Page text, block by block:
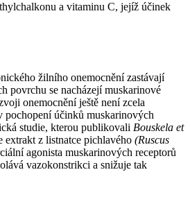
a vitaminu C, jejíž účinek
žilního onemocnění zastávají
povrchu se nacházejí muskarinové
onemocnění ještě není zcela
pochopení účinků muskarinových
studie, kterou publikovali Bouskela et
extrakt z listnatce pichlavého (Ruscus
agonista muskarinových receptorů
vazokonstrikci a snižuje tak